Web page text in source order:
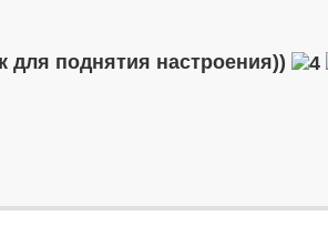
для поднятия настроения))